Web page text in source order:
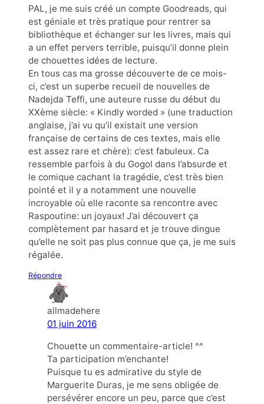
PAL, je me suis créé un compte Goodreads, qui
est géniale et très pratique pour rentrer sa
bibliothèque et échanger sur les livres, mais qui
a un effet pervers terrible, puisqu’il donne plein
de chouettes idées de lecture.
En tous cas ma grosse découverte de ce mois-
ci, c’est un superbe recueil de nouvelles de
Nadejda Teffi, une auteure russe du début du
XXème siècle: « Kindly worded » (une traduction
anglaise, j’ai vu qu’il existait une version
française de certains de ces textes, mais elle
est assez rare et chère): c’est fabuleux. Ca
ressemble parfois à du Gogol dans l’absurde et
le comique cachant la tragédie, c’est très bien
pointé et il y a notamment une nouvelle
incroyable où elle raconte sa rencontre avec
Raspoutine: un joyaux! J’ai découvert ça
complètement par hasard et je trouve dingue
qu’elle ne soit pas plus connue que ça, je me suis
régalée.
Répondre
allmadehere
01 juin 2016
Chouette un commentaire-article! ^^
Ta participation m’enchante!
Puisque tu es admirative du style de
Marguerite Duras, je me sens obligée de
persévérer encore un peu, parce que c’est